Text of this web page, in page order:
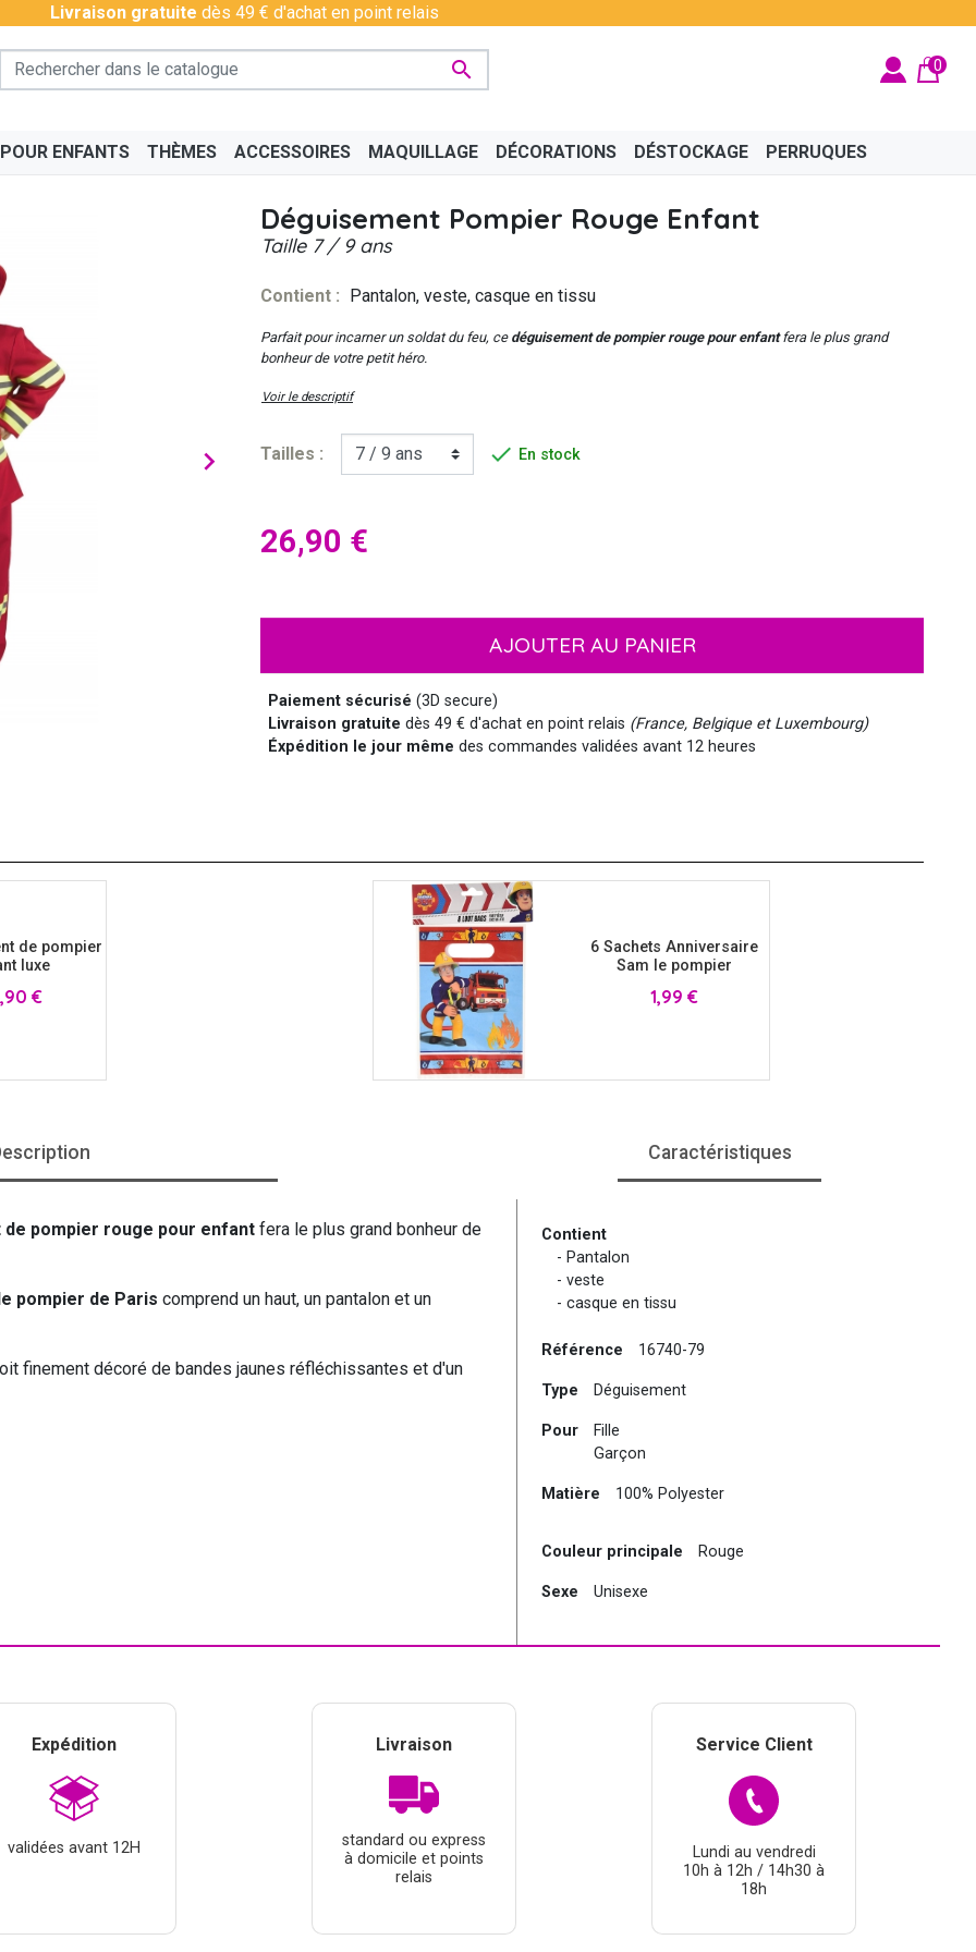
Livraison gratuite dès 49 € d'achat en point relais
 0
DISCO & CHARLESTON ÉGYPTIEN FÉES ET PRINCESSES
UNIFORMES
ENFANTS THÈMES
BAVAROIS CÉLÉBRITÉ CINÉMA
MARQUIS ET MARQUISE
SAINT NICOLAS SERIE TV SIRÈNE STEAMPUNK
ACCESSOIRES
BOAS BIJOUX CHAPEAUX
MAQUILLAGE DÉCORATIONS DÉSTOCKAGE PERRUQUES

Déguisement Pompier Rouge Enfant
Taille 7 / 9 ans
Contient : Pantalon, veste, casque en tissu
Parfait pour incarner un soldat du feu, ce déguisement de pompier rouge pour enfantfera le plus grand
bonheur de votre petit héro.
Voir le descriptif
Tailles :  En stock
26,90 €
AJOUTER AU PANIER
Paiement sécurisé (3D secure)
Livraison gratuite dès 49 € d'achat en point relais (France, Belgique et Luxembourg)
Éxpédition le jour même des commandes validées avant 12 heures
de pompier
luxe
€
6 Sachets Anniversaire
Sam le pompier
Prix
1,99 €
de pompier rouge pour enfant fera le plus grand bonheur de
pompier de Paris comprend un haut, un pantalon et un
finement décoré de bandes jaunes réfléchissantes et d'un
Caractéristiques
Contient
- Pantalon
- veste
- casque en tissu
Référence 16740-79
Type Déguisement
Pour
Fille
Garçon
Matière 100% Polyester
Couleur principale Rouge
Sexe Unisexe
Expédition
validées avant 12H
Livraison
standard ou express
à domicile et points
relais
Service Client
Lundi au vendredi
10h à 12h / 14h30 à
18h